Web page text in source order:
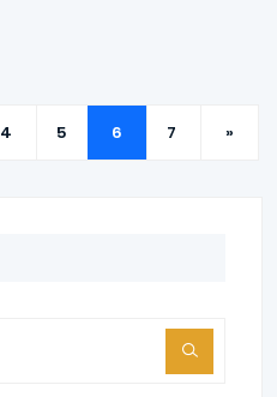
4 5 6 7 »